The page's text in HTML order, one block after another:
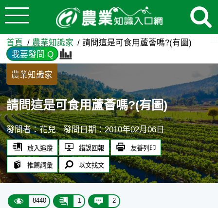
跳到主要內容
請問這是可食用蘆薈嗎?(有
首頁 農業知識家
請問這是可食用蘆薈嗎?(有圖)
我要發問 Q
農業知識家
請問這是可食用蘆薈嗎?(有圖)
發問者：花兒 發問日期：2010年02月06日
放入追蹤 錯誤回報 友善列印
推薦詞彙 以文找文
8440 1 2